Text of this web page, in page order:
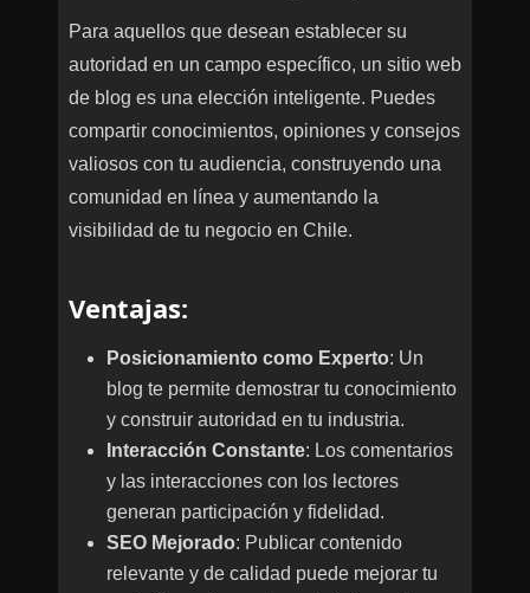
Para aquellos que desean establecer su
autoridad en un campo específico, un sitio web
de blog es una elección inteligente. Puedes
compartir conocimientos, opiniones y consejos
valiosos con tu audiencia, construyendo una
comunidad en línea y aumentando la
visibilidad de tu negocio en Chile.
Ventajas:
Posicionamiento como Experto: Un
blog te permite demostrar tu conocimiento
y construir autoridad en tu industria.
Interacción Constante: Los comentarios
y las interacciones con los lectores
generan participación y fidelidad.
SEO Mejorado: Publicar contenido
relevante y de calidad puede mejorar tu